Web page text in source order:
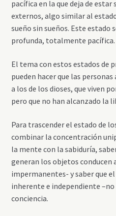
pacífica en la que deja de
externos, algo similar al
sueño sin sueños. Este estado
profunda, totalmente pacífica.
El tema con estos estados de
pueden hacer que las
a los de los dioses, que viven
pero que no han alcanzado la
Para trascender el estado de
combinar la concentración
la mente con la sabiduría,
generan los objetos conducen
impermanentes- y saber que
inherente e independiente
conciencia.